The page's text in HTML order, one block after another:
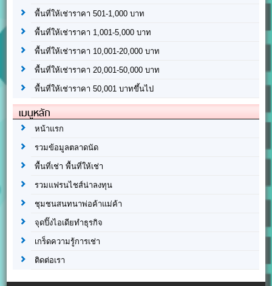
พื้นที่ให้เช่าราคา 501-1,000 บาท
พื้นที่ให้เช่าราคา 1,001-5,000 บาท
พื้นที่ให้เช่าราคา 10,001-20,000 บาท
พื้นที่ให้เช่าราคา 20,001-50,000 บาท
พื้นที่ให้เช่าราคา 50,001 บาทขึ้นไป
เมนูหลัก
หน้าแรก
รวมข้อมูลตลาดนัด
พื้นที่เช่า พื้นที่ให้เช่า
รวมแฟรนไชส์น่าลงทุน
ชุมชนสนทนาพ่อค้าแม่ค้า
จุดปิ๊งไอเดียทำธุรกิจ
เกร็ดความรู้การเช่า
ติดต่อเรา